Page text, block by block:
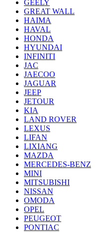
GEELY
GREAT WALL
HAIMA
HAVAL
HONDA
HYUNDAI
INFINITI
JAC
JAECOO
JAGUAR
JEEP
JETOUR
KIA
LAND ROVER
LEXUS
LIFAN
LIXIANG
MAZDA
MERCEDES-BENZ
MINI
MITSUBISHI
NISSAN
OMODA
OPEL
PEUGEOT
PONTIAC